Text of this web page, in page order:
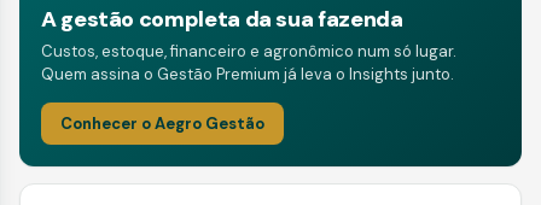
A gestão completa da sua fazenda
Custos, estoque, financeiro e agronômico num só lugar.
Quem assina o Gestão Premium já leva o Insights junto.
Conhecer o Aegro Gestão